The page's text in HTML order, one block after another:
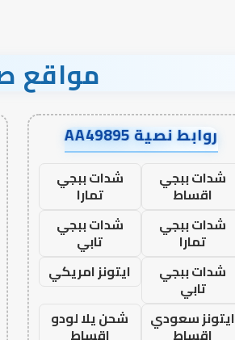
مواقع
روابط نصية AA49895
شدات ببجي
اقساط
شدات ببجي
تمارا
شدات ببجي
تمارا
شدات ببجي
تابي
شدات ببجي
تابي
ايتونز امريكي
ايتونز سعودي
اقساط
شحن يلا لودو
اقساط